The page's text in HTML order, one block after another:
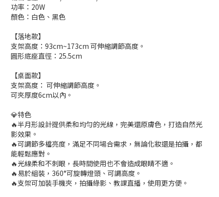
功率：20W
顏色：白色、黑色
【落地款】
支架高度：93cm~173cm 可伸縮調節高度。
圓形底座直徑：25.5cm
【桌面款】
支架高度： 可伸縮調節高度。
可夾厚度6cm以內。
💎特色
🔥半月形設計提供柔和均勻的光線，完美還原膚色，打造自然光
影效果。
🔥可調節多檔亮度，滿足不同場合需求，無論化妝還是拍攝，都
能輕鬆應對。
🔥光線柔和不刺眼，長時間使用也不會造成眼睛不適。
🔥易於組裝，360°可旋轉燈頭、可調高度。
🔥支架可加裝手機夾，拍攝綠影、教課直播，使用更方便。